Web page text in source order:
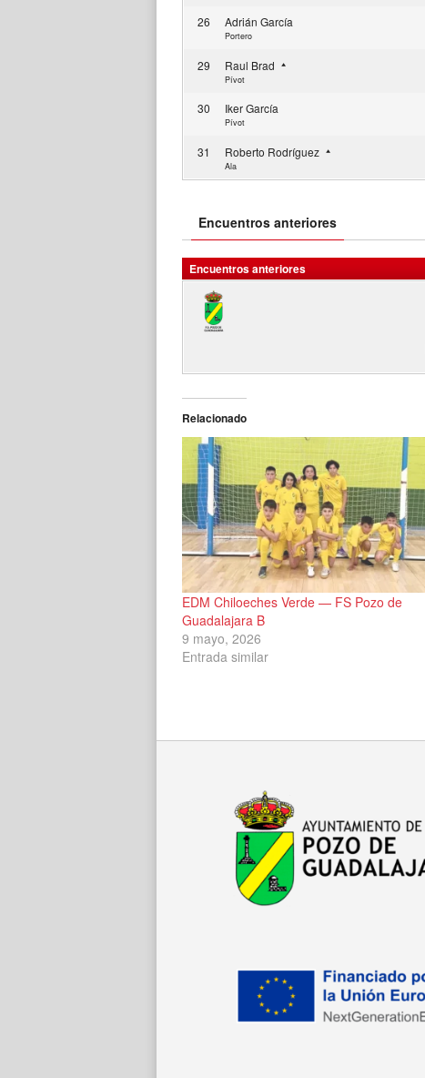
26 Adrián García
Portero
29 Raul Brad
Pívot
30 Iker García
Pívot
31 Roberto Rodríguez
Ala
Encuentros anteriores
Encuentros anteriores
Relacionado
EDM Chiloeches Verde — FS Pozo de
Guadalajara B
9 mayo, 2026
Entrada similar